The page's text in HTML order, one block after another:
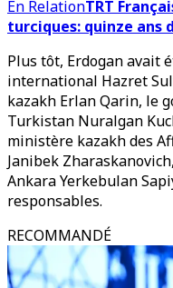
En RelationTRT
turciques: quinze ans
Plus tôt, Erdogan avait
international Hazret
kazakh Erlan Qarin, le
Turkistan Nuralgan
ministère kazakh des
Janibek
Ankara Yerkebulan
responsables.
RECOMMANDÉ